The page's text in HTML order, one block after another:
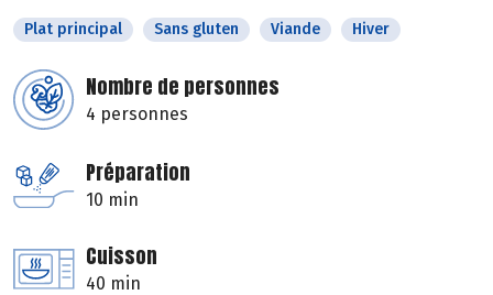
Plat principal Sans gluten Viande Hiver
Nombre de personnes
4 personnes
Préparation
10 min
Cuisson
40 min